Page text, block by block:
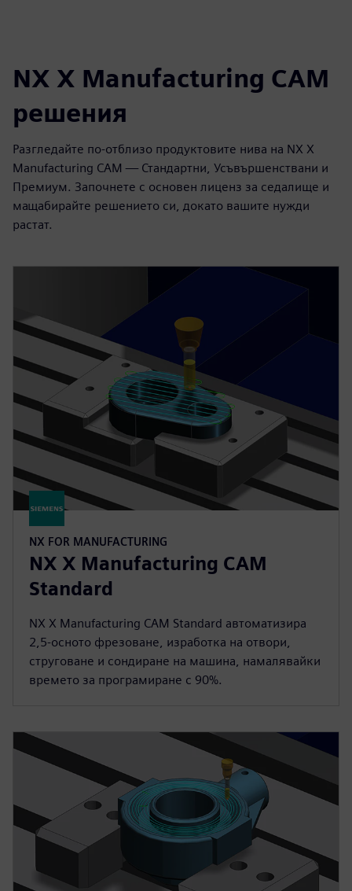
NX X Manufacturing CAM
решения
Разгледайте по-отблизо продуктовите нива на NX X
Manufacturing CAM — Стандартни, Усъвършенствани и
Премиум. Започнете с основен лиценз за седалище и
мащабирайте решението си, докато вашите нужди
растат.
NX FOR MANUFACTURING
NX X Manufacturing CAM
Standard
NX X Manufacturing CAM Standard автоматизира
2,5-осното фрезоване, изработка на отвори,
струговане и сондиране на машина, намалявайки
времето за програмиране с 90%.